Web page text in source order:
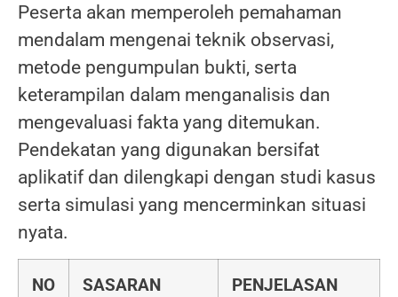
Peserta akan memperoleh pemahaman
mendalam mengenai teknik observasi,
metode pengumpulan bukti, serta
keterampilan dalam menganalisis dan
mengevaluasi fakta yang ditemukan.
Pendekatan yang digunakan bersifat
aplikatif dan dilengkapi dengan studi kasus
serta simulasi yang mencerminkan situasi
nyata.
NO SASARAN PENJELASAN